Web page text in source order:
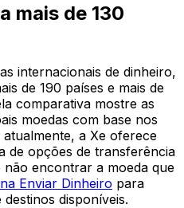
mais de 130
internacionais de dinheiro,
de 190 países e mais de
comparativa mostre as
moedas com base nos
a Xe oferece
de opções de transferência
não encontrar a moeda que
Enviar Dinheiro para
disponíveis.